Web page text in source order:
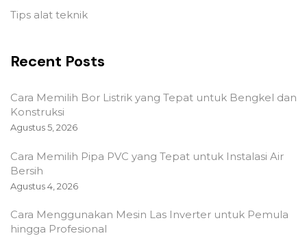
Tips alat teknik
Recent Posts
Cara Memilih Bor Listrik yang Tepat untuk Bengkel dan
Konstruksi
Agustus 5, 2026
Cara Memilih Pipa PVC yang Tepat untuk Instalasi Air
Bersih
Agustus 4, 2026
Cara Menggunakan Mesin Las Inverter untuk Pemula
hingga Profesional